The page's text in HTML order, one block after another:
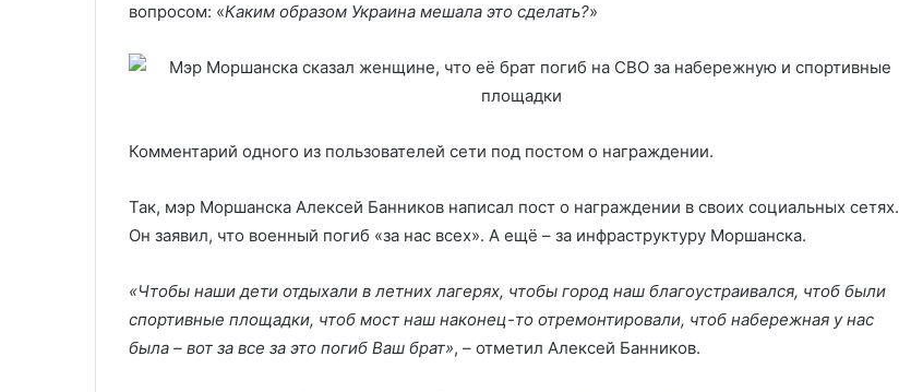
вопросом: «Каким образом Украина мешала это сделать?»
Комментарий одного из пользователей сети под постом о награждении.
Так, мэр Моршанска Алексей Банников написал пост о награждении в своих социальных сетях.
Он заявил, что военный погиб «за нас всех». А ещё – за инфраструктуру Моршанска.
«Чтобы наши дети отдыхали в летних лагерях, чтобы город наш благоустраивался, чтоб были
спортивные площадки, чтоб мост наш наконец-то отремонтировали, чтоб набережная у нас
была – вот за все за это погиб Ваш брат», – отметил Алексей Банников.